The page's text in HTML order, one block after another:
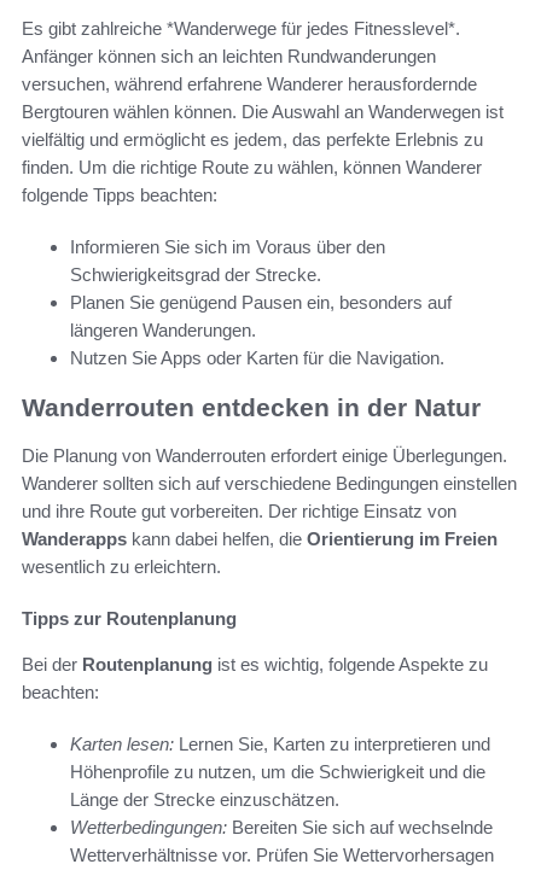
Es gibt zahlreiche *Wanderwege für jedes Fitnesslevel*.
Anfänger können sich an leichten Rundwanderungen
versuchen, während erfahrene Wanderer herausfordernde
Bergtouren wählen können. Die Auswahl an Wanderwegen ist
vielfältig und ermöglicht es jedem, das perfekte Erlebnis zu
finden. Um die richtige Route zu wählen, können Wanderer
folgende Tipps beachten:
Informieren Sie sich im Voraus über den
Schwierigkeitsgrad der Strecke.
Planen Sie genügend Pausen ein, besonders auf
längeren Wanderungen.
Nutzen Sie Apps oder Karten für die Navigation.
Wanderrouten entdecken in der Natur
Die Planung von Wanderrouten erfordert einige Überlegungen.
Wanderer sollten sich auf verschiedene Bedingungen einstellen
und ihre Route gut vorbereiten. Der richtige Einsatz von
Wanderapps kann dabei helfen, die Orientierung im Freien
wesentlich zu erleichtern.
Tipps zur Routenplanung
Bei der Routenplanung ist es wichtig, folgende Aspekte zu
beachten:
Karten lesen: Lernen Sie, Karten zu interpretieren und
Höhenprofile zu nutzen, um die Schwierigkeit und die
Länge der Strecke einzuschätzen.
Wetterbedingungen: Bereiten Sie sich auf wechselnde
Wetterverhältnisse vor. Prüfen Sie Wettervorhersagen